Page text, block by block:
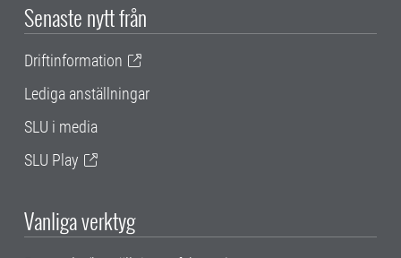
Senaste nytt från
Driftinformation
Lediga anställningar
SLU i media
SLU Play
Vanliga verktyg